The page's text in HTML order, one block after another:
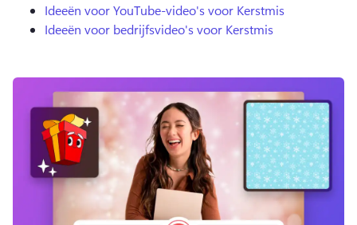
Ideeën voor YouTube-video's voor Kerstmis
Ideeën voor bedrijfsvideo's voor Kerstmis